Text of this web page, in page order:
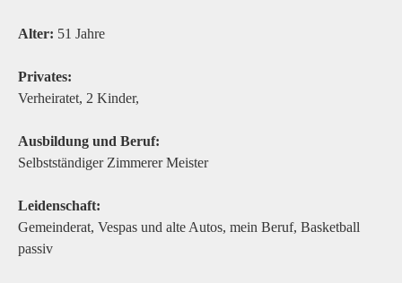
Alter: 51 Jahre
Privates:
Verheiratet, 2 Kinder,
Ausbildung und Beruf:
Selbstständiger Zimmerer Meister
Leidenschaft:
Gemeinderat, Vespas und alte Autos, mein Beruf, Basketball
passiv